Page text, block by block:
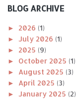
BLOG ARCHIVE
► 2026 (1)
► July 2026 (1)
► 2025 (9)
► October 2025 (1)
► August 2025 (3)
► April 2025 (3)
► January 2025 (2)